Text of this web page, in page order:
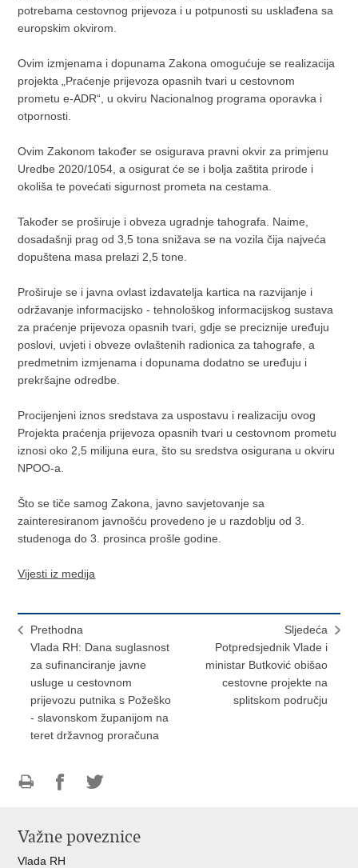
potrebama cestovnog prijevoza i u potpunosti su usklađena sa
europskim okvirom.
Ovim izmjenama i dopunama Zakona omogućuje se realizacija
projekta „Praćenje prijevoza opasnih tvari u cestovnom
prometu e-ADR“, u okviru Nacionalnog programa oporavka i
otpornosti.
Ovim Zakonom također se osigurava pravni okvir za primjenu
Uredbe 2020/1054, a osigurat će se i bolja zaštita prirode i
okoliša te povećati sigurnost prometa na cestama.
Također se proširuje i obveza ugradnje tahografa. Naime,
dosadašnji prag od 3,5 tona snižava se na vozila čija najveća
dopuštena masa prelazi 2,5 tone.
Proširuje se i javna ovlast izdavatelja kartica na razvijanje i
održavanje informacijsko - tehnološkog informacijskog sustava
za praćenje prijevoza opasnih tvari, gdje se preciznije uređuju
poslovi, uvjeti i obveze ovlaštenih radionica za tahografe, a
predmetnim izmjenama i dopunama dodatno se uređuju i
prekršajne odredbe.
Procijenjeni iznos sredstava za uspostavu i realizaciju ovog
Projekta praćenja prijevoza opasnih tvari u cestovnom prometu
iznosi oko 2,5 milijuna eura, što su sredstva osigurana u okviru
NPOO-a.
Što se tiče samog Zakona, javno savjetovanje sa
zainteresiranom javnošću provedeno je u razdoblju od 3.
studenoga do 3. prosinca prošle godine.
Vijesti iz medija
Prethodna
Vlada RH: Dana suglasnost
za sufinanciranje javne
usluge u cestovnom
prijevozu putnika s Požeško
- slavonskom županijom na
teret državnog proračuna
Sljedeća
Potpredsjednik Vlade i
ministar Butković obišao
cestovne projekte na
splitskom području
Facebooku
Twitteru
Važne poveznice
Vlada RH